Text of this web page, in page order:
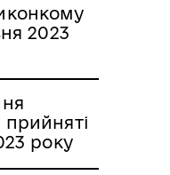
2023
року